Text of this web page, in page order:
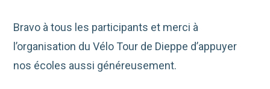
Bravo à tous les participants et merci à
l’organisation du Vélo Tour de Dieppe d’appuyer
nos écoles aussi généreusement.